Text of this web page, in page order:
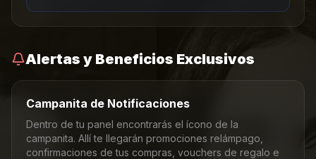
Alertas y Beneficios Exclusivos
Campanita de Notificaciones
Dentro de tu panel encontrarás el ícono de la
campanita. Allí te llegarán promociones relámpago,
confirmaciones de tus compras, vouchers de regalo e